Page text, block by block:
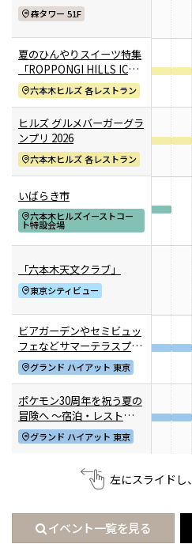
映画クレヨンしんちゃん
奇々怪々！オラの妖怪バケ～
ション
2026年7月31日（金） 公開
（月）
ット 東京
ポケモン30周年
を祝う夏の冒険へ
～宿泊・レストラ
ン・テイクアウト
～
2026年6月20日
（土）～8月31日
（月）
グランド ハイア
ット 東京
森タワー 51F
夏のひんやりスイーツ特集
「ROPPONGI HILLS ICE!
ICE! ICE! 2026」
六本木ヒルズ 各レストラン
ヒルズ グルメバーガーグラ
ンプリ 2026
六本木ヒルズ 各レストラン
いばらき市
六本木ヒルズイーストコー
ト特設会場
「六本木天文クラブ」
東京シティビュー
ビアガーデンやセミビュッ
フェなどサマーテラスプラ
ングランド ハイアット 東京
ポケモン30周年を祝う夏の
冒険へ ～宿泊・レストラ
ン・テイクアウト～
グランド ハイアット 東京
左にスライドし
イベント一覧を見る